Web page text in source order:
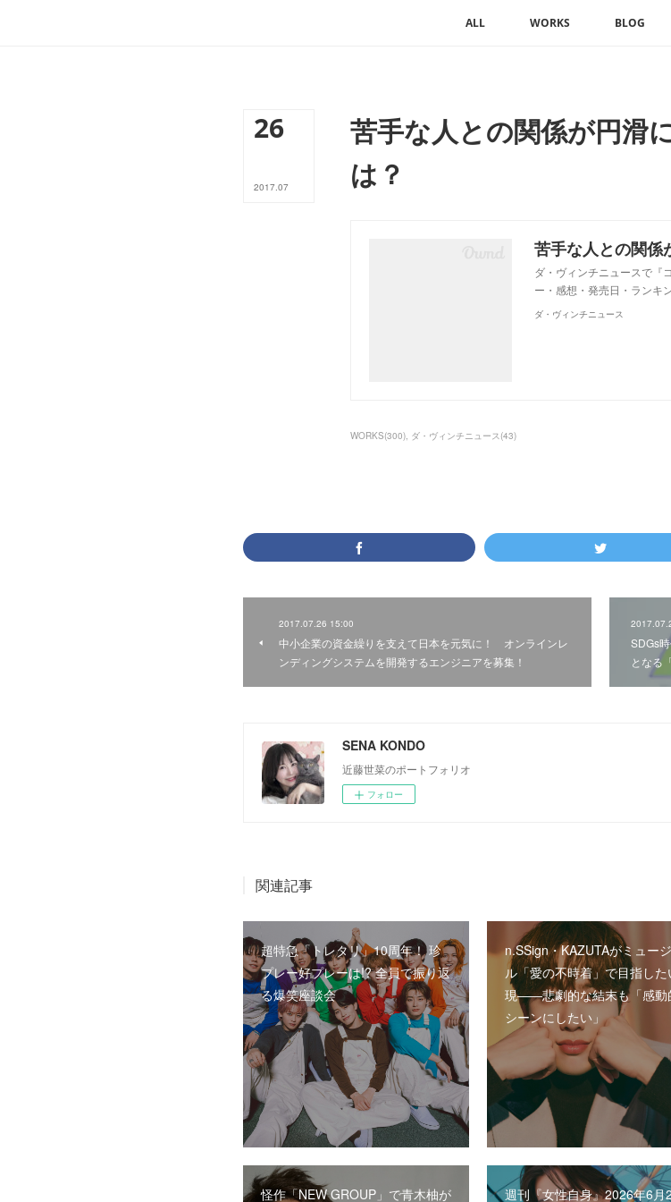
ALL WORKS BLOG
26
2017.07
苦手な人との関係が円滑
は？
ダ・ヴィンチニュースで『
ー・感想・発売日・ランキ
ダ・ヴィンチニュース
WORKS(300) ダ・ヴィンチニュース(43)
2017.07.26 15:00
中小企業の資金繰りを支えて日本を元気に！ オンラインレ
ンディングシステムを開発するエンジニアを募集！
SDGs
となる
SENA KONDO
近藤世菜のポートフォリオ
フォロー
関連記事
超特急「トレタリ」10周年！ 珍
プレー好プレーは!? 全員で振り返
る爆笑座談会
n.SSign・KAZUTAがミュー
ル「愛の不時着」で目指した
現――悲劇的な結末も「感動
シーンにしたい」
怪作「NEW GROUP」で青木柚が 週刊『女性自身』2026年6月